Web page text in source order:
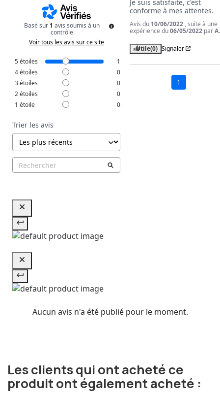
Basé sur 1 avis soumis à un
contrôle
Voir tous les avis sur ce site
5étoiles
1
4étoiles
0
3étoiles
0
2étoiles
0
1 étoile 0
Trier les avis
Je suis satisfaite, c'est
conforme à mes attentes.
Avis du 10/06/2022 , suite à une
expérience du06/05/2022 par
Utile(0) Signaler
1
Aucun avis n'a été publié pour le moment.
Les clients qui ont acheté ce
produit ont également acheté :